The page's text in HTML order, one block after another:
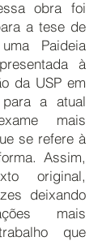
obra foi
a tese de
Paideia
à
da USP em
a atual
mais
se refere à
Assim,
original,
deixando
mais
que